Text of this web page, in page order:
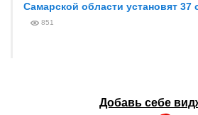
Самарской области установят 37
851
Добавь себе